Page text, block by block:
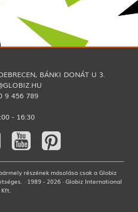
BÁNKI DONÁT U 3.
9 456 789
- 16:30
részének másolása csak a Globiz
· 1989 - 2026 · Globiz International
Kft.